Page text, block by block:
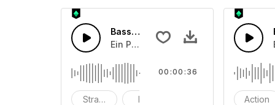
Basslastige Zukunft
Ein Pop-Piano mit Schlagzeug, das
Strand hell
00:00:36
Action